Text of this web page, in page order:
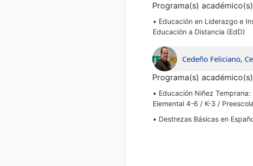
Programa(s)
• Educación en Liderazgo e
Educación a Distancia (EdD)
Cedeño Feliciano,
Programa(s)
• Educación Niñez Temprana:
Elemental 4-6 / K-3 /
• Destrezas Básicas en